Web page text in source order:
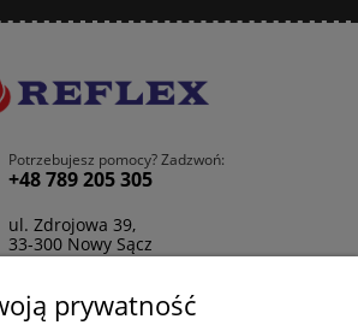
Potrzebujesz pomocy? Zadzwoń:
+48 789 205 305
ul. Zdrojowa 39,
33-300 Nowy Sącz
Odwiedź nasz Facebook
prywatność